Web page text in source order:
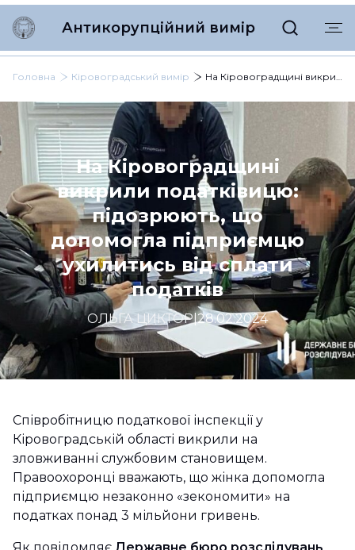
Антикорупційний вимір
Головна Кіровоградський вимір На Кіровоградщині викрили податківицю: підозрюють, що допомогла підприємцю ухилитись від сплати податків
На Кіровоградщині
викрили податківицю:
підозрюють, що
допомогла підприємцю
ухилитись від сплати
податків
ОЛЬГА ЦИКТОР|28.02.2024
Співробітницю податкової інспекції у
Кіровоградській області викрили на
зловживанні службовим становищем.
Правоохоронці вважають, що жінка допомогла
підприємцю незаконно «зекономити» на
податках понад 3 мільйони гривень.